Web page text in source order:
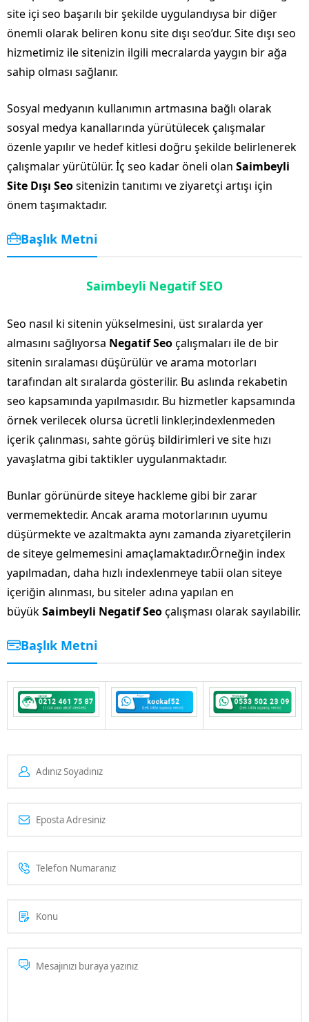
site içi seo başarılı bir şekilde uygulandıysa bir diğer
önemli olarak beliren konu site dışı seo’dur. Site dışı seo
hizmetimiz ile sitenizin ilgili mecralarda yaygın bir ağa
sahip olması sağlanır.
Sosyal medyanın kullanımın artmasına bağlı olarak
sosyal medya kanallarında yürütülecek çalışmalar
özenle yapılır ve hedef kitlesi doğru şekilde belirlenerek
çalışmalar yürütülür. İç seo kadar öneli olan Saimbeyli
Site Dışı Seositenizin tanıtımı ve ziyaretçi artışı için
önem taşımaktadır.
Başlık Metni
Saimbeyli Negatif SEO
Seo nasıl ki sitenin yükselmesini, üst sıralarda yer
almasını sağlıyorsa Negatif Seoçalışmaları ile de bir
sitenin sıralaması düşürülür ve arama motorları
tarafından alt sıralarda gösterilir. Bu aslında rekabetin
seo kapsamında yapılmasıdır. Bu hizmetler kapsamında
örnek verilecek olursa ücretli linkler,indexlenmeden
içerik çalınması, sahte görüş bildirimleri ve site hızı
yavaşlatma gibi taktikler uygulanmaktadır.
Bunlar görünürde siteye hackleme gibi bir zarar
vermemektedir. Ancak arama motorlarının uyumu
düşürmekte ve azaltmakta aynı zamanda ziyaretçilerin
de siteye gelmemesini amaçlamaktadır.Örneğin index
yapılmadan, daha hızlı indexlenmeye tabii olan siteye
içeriğin alınması, bu siteler adına yapılan en
büyükSaimbeyli Negatif Seoçalışması olarak sayılabilir.
Başlık Metni